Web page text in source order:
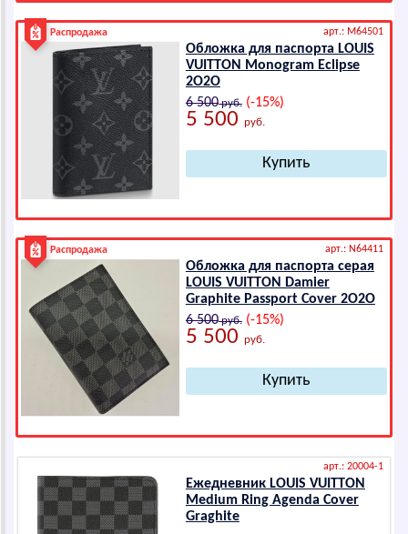
Распродажа арт.: M64501
Обложка для паспорта LОUIS
VUIТТОN Monogram Eclipse
2О2О
6 500руб.(-15%)
5 500 руб.
Распродажа арт.: N64411
Обложка для паспорта серая
LОUIS VUIТТОN Dаmiеr
Grаphitе Pаsspоrt Cоvеr 2О2О
6 500руб.(-15%)
5 500 руб.
арт.: 20004-1
Ежедневник LОUIS VUIТТОN
Mеdium Ring Аgеndа Cоvеr
Grаghitе